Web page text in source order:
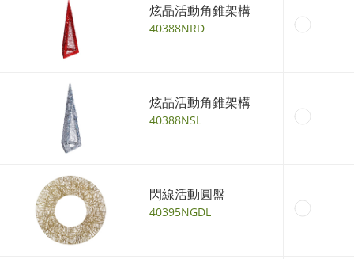
炫晶活動角錐架構
40388NRD
炫晶活動角錐架構
40388NSL
閃線活動圓盤
40395NGDL